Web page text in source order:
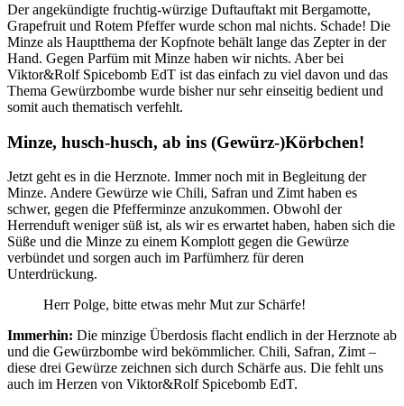
Der angekündigte fruchtig-würzige Duftauftakt mit Bergamotte,
Grapefruit und Rotem Pfeffer wurde schon mal nichts. Schade! Die
Minze als Hauptthema der Kopfnote behält lange das Zepter in der
Hand. Gegen Parfüm mit Minze haben wir nichts. Aber bei
Viktor&Rolf Spicebomb EdT ist das einfach zu viel davon und das
Thema Gewürzbombe wurde bisher nur sehr einseitig bedient und
somit auch thematisch verfehlt.
Minze, husch-husch, ab ins (Gewürz-)Körbchen!
Jetzt geht es in die Herznote. Immer noch mit in Begleitung der
Minze. Andere Gewürze wie Chili, Safran und Zimt haben es
schwer, gegen die Pfefferminze anzukommen. Obwohl der
Herrenduft weniger süß ist, als wir es erwartet haben, haben sich die
Süße und die Minze zu einem Komplott gegen die Gewürze
verbündet und sorgen auch im Parfümherz für deren
Unterdrückung.
Herr Polge, bitte etwas mehr Mut zur Schärfe!
Immerhin: Die minzige Überdosis flacht endlich in der Herznote ab
und die Gewürzbombe wird bekömmlicher. Chili, Safran, Zimt –
diese drei Gewürze zeichnen sich durch Schärfe aus. Die fehlt uns
auch im Herzen von Viktor&Rolf Spicebomb EdT.